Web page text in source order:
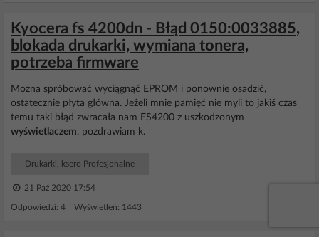
Kyocera fs 4200dn - Błąd 0150:0033885,
blokada drukarki, wymiana tonera,
potrzeba firmware
Można spróbować wyciągnąć EPROM i ponownie osadzić,
ostatecznie płyta główna. Jeżeli mnie pamięć nie myli to jakiś czas
temu taki błąd zwracała nam FS4200 z uszkodzonym
wyświetlaczem. pozdrawiam k.
Drukarki, ksero Profesjonalne
21 Paź 2020 17:54
Odpowiedzi: 4 Wyświetleń: 1443